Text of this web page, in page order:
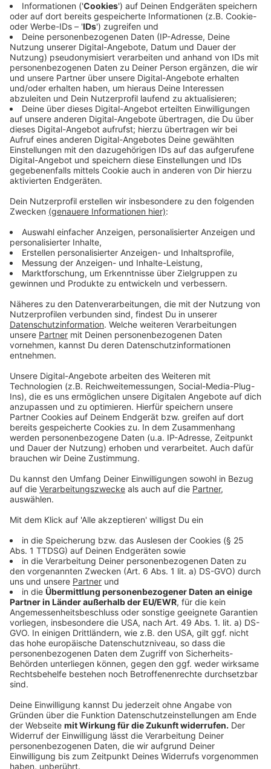
Anzeige
Gründe für die Senkung der Promillegrenze
Anzeige
Bislang macht man sich erst ab 1,6 Promille auf dem
Fahrrad strafbar, da man dann als absolut
fahruntüchtig gilt. Der ADFC argumentiert jedoch, dass
die Fahrunsicherheit bereits ab 0,8 Promille deutlich
steigt. Eine Senkung auf 1,1 Promille könnte helfen,
Unfälle zu verhindern. Laut ADFC ist die Zahl der
getöteten Radfahrenden in den letzten zehn Jahren
angestiegen: Jährlich verlieren mehr als 400 Menschen
auf dem Fahrrad ihr Leben.
Anzeige
Ausbau sicherer Radwege bleibt wichtig
Anzeige
Neben der Senkung der Promillegrenze fordert der
ADFC vor allem den Ausbau sicherer Radwege, um die
Sicherheit für Radfahrende zu erhöhen. Die
Empfehlung des ADFC lautet: Wer Alkohol getrunken
hat, sollte weder Auto noch Fahrrad fahren.
Anzeige
Bedeutung des Verkehrsgerichtstags
Anzeige
Der Deutsche Verkehrsgerichtstag ist eine jährlich
stattfindende Konferenz für Straßenverkehrsrecht mit
bundesweiter Relevanz. Ihre Empfehlungen werden
häufig von der Politik bei der Ausgestaltung von
Gesetzen und Vorschriften berücksichtigt. Die
Diskussion zur Promillegrenze für Radfahrende könnte
somit wegweisend für zukünftige Regelungen sein.
Anzeige
Weitere Infos und Links zum Thema:
Anzeige
Das sagt der ADFC zur Promillegrenze